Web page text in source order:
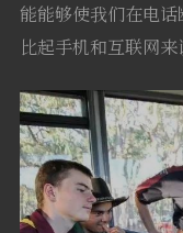
能能够使我们在电
比起手机和互联网